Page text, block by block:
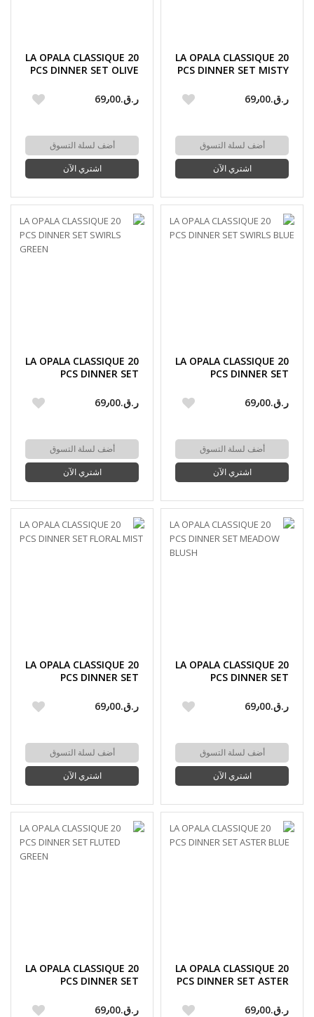
LA OPALA CLASSIQUE 20
PCS DINNER SET MISTY
ر.ق.‏69٫00
أضف لسلة التسوق
اشتري الآن
LA OPALA CLASSIQUE 20
PCS DINNER SET OLIVE
ر.ق.‏69٫00
أضف لسلة التسوق
اشتري الآن
LA OPALA CLASSIQUE 20
PCS DINNER SET
ر.ق.‏69٫00
أضف لسلة التسوق
اشتري الآن
LA OPALA CLASSIQUE 20
PCS DINNER SET
ر.ق.‏69٫00
أضف لسلة التسوق
اشتري الآن
LA OPALA CLASSIQUE 20
PCS DINNER SET
ر.ق.‏69٫00
أضف لسلة التسوق
اشتري الآن
LA OPALA CLASSIQUE 20
PCS DINNER SET
ر.ق.‏69٫00
أضف لسلة التسوق
اشتري الآن
LA OPALA CLASSIQUE 20
PCS DINNER SET ASTER
ر.ق.‏69٫00
LA OPALA CLASSIQUE 20
PCS DINNER SET
ر.ق.‏69٫00